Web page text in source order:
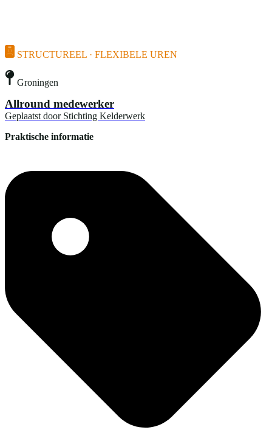
STRUCTUREEL · FLEXIBELE UREN
Groningen
Allround medewerker
Geplaatst door Stichting Kelderwerk
Praktische informatie